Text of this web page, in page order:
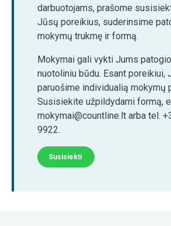
darbuotojams, prašome
Jūsų poreikius, suderinsime
mokymų trukmę ir formą.
Mokymai gali vykti Jums
nuotoliniu būdu. Esant poreikiui,
paruošime individualią mokymų
Susisiekite užpildydami formą,
mokymai@countline.lt arba tel.
9922.
Susisiekti